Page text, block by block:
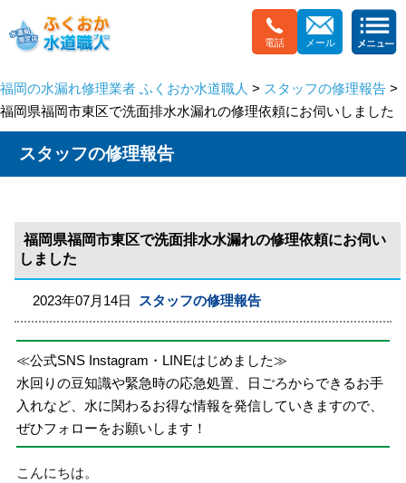
電話 メール
福岡の水漏れ修理業者 ふくおか水道職人 > スタッフの修理報告 >
福岡県福岡市東区で洗面排水水漏れの修理依頼にお伺いしました
スタッフの修理報告
福岡県福岡市東区で洗面排水水漏れの修理依頼にお伺い
しました
2023年07月14日 スタッフの修理報告
≪公式SNS Instagram・LINEはじめました≫
水回りの豆知識や緊急時の応急処置、日ごろからできるお手
入れなど、水に関わるお得な情報を発信していきますので、
ぜひフォローをお願いします！
こんにちは。